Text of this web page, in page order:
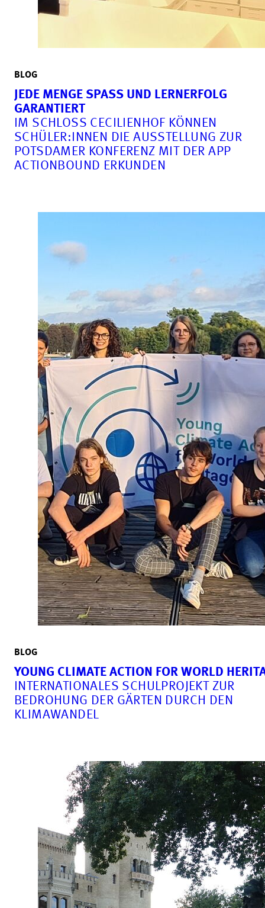
BLOG
JEDE MENGE SPASS UND LERNERFOLG G
ARANTIERT
IM SCHLOSS CECILIENHOF KÖNNEN
SCHÜLER:INNEN DIE AUSSTELLUNG ZUR
POTSDAMER KONFERENZ MIT DER APP
ACTIONBOUND ERKUNDEN
BLOG
YOUNG CLIMATE ACTION FOR WORLD
INTERNATIONALES SCHULPROJEKT ZUR
BEDROHUNG DER GÄRTEN DURCH DEN
KLIMAWANDEL